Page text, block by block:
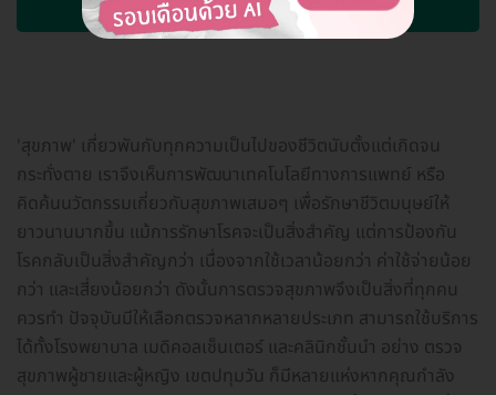
ถามรายละเอียดและจองคิวผ่าน HD
'สุขภาพ' เกี่ยวพันกับทุกความเป็นไปของชีวิตนับตั้งแต่เกิดจน
กระทั่งตาย เราจึงเห็นการพัฒนาเทคโนโลยีทางการแพทย์ หรือ
คิดค้นนวัตกรรมเกี่ยวกับสุขภาพเสมอๆ เพื่อรักษาชีวิตมนุษย์ให้
ยาวนานมากขึ้น แม้การรักษาโรคจะเป็นสิ่งสำคัญ แต่การป้องกัน
โรคกลับเป็นสิ่งสำคัญกว่า เนื่องจากใช้เวลาน้อยกว่า ค่าใช้จ่ายน้อย
กว่า และเสี่ยงน้อยกว่า ดังนั้นการตรวจสุขภาพจึงเป็นสิ่งที่ทุกคน
ควรทำ ปัจจุบันมีให้เลือกตรวจหลากหลายประเภท สามารถใช้บริการ
ได้ทั้งโรงพยาบาล เมดิคอลเซ็นเตอร์ และคลินิกชั้นนำ อย่าง ตรวจ
สุขภาพผู้ชายและผู้หญิง เขตปทุมวัน ก็มีหลายแห่งหากคุณกำลัง